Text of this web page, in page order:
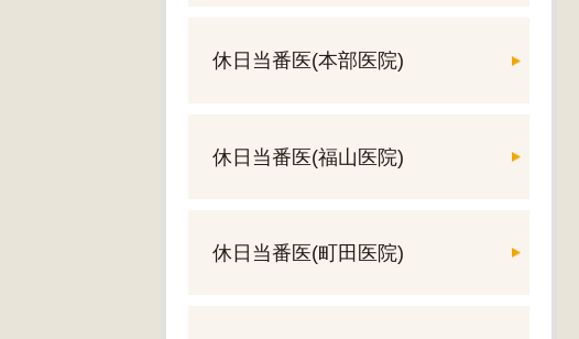
休日当番医(本部医院)
休日当番医(福山医院)
休日当番医(町田医院)